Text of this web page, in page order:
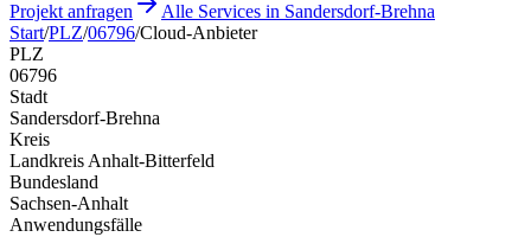
Projekt anfragen
Alle Services in Sandersdorf-Brehna
Start/PLZ/06796/Cloud-Anbieter
PLZ
06796
Stadt
Sandersdorf-Brehna
Kreis
Landkreis Anhalt-Bitterfeld
Bundesland
Sachsen-Anhalt
Anwendungsfälle